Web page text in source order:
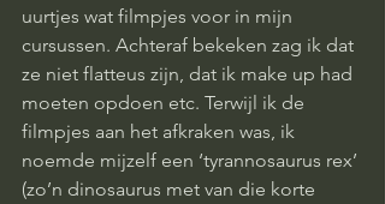
uurtjes wat filmpjes voor in mijn
cursussen. Achteraf bekeken zag ik dat
ze niet flatteus zijn, dat ik make up had
moeten opdoen etc. Terwijl ik de
filmpjes aan het afkraken was, ik
noemde mijzelf een ‘tyrannosaurus rex’
(zo’n dinosaurus met van die korte